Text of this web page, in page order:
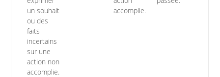
un souhait
ou des
faits
incertains
sur une
action non
accomplie.
accomplie.